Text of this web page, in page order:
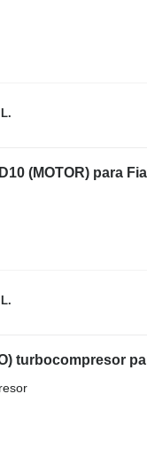
(MOTOR) para
turbocompresor